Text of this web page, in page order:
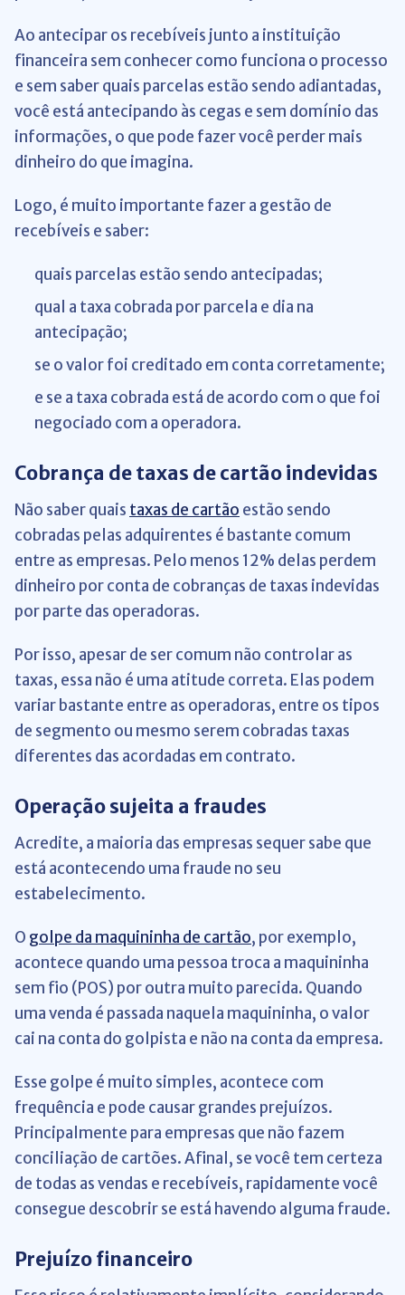
Ao antecipar os recebíveis junto a instituição
financeira sem conhecer como funciona o processo
e sem saber quais parcelas estão sendo adiantadas,
você está antecipando às cegas e sem domínio das
informações, o que pode fazer você perder mais
dinheiro do que imagina.
Logo, é muito importante fazer a gestão de
recebíveis e saber:
quais parcelas estão sendo antecipadas;
qual a taxa cobrada por parcela e dia na
antecipação;
se o valor foi creditado em conta corretamente;
e se a taxa cobrada está de acordo com o que foi
negociado com a operadora.
Cobrança de taxas de cartão indevidas
Não saber quais taxas de cartão estão sendo
cobradas pelas adquirentes é bastante comum
entre as empresas. Pelo menos 12% delas perdem
dinheiro por conta de cobranças de taxas indevidas
por parte das operadoras.
Por isso, apesar de ser comum não controlar as
taxas, essa não é uma atitude correta. Elas podem
variar bastante entre as operadoras, entre os tipos
de segmento ou mesmo serem cobradas taxas
diferentes das acordadas em contrato.
Operação sujeita a fraudes
Acredite, a maioria das empresas sequer sabe que
está acontecendo uma fraude no seu
estabelecimento.
O golpe da maquininha de cartão, por exemplo,
acontece quando uma pessoa troca a maquininha
sem fio (POS) por outra muito parecida. Quando
uma venda é passada naquela maquininha, o valor
cai na conta do golpista e não na conta da empresa.
Esse golpe é muito simples, acontece com
frequência e pode causar grandes prejuízos.
Principalmente para empresas que não fazem
conciliação de cartões. Afinal, se você tem certeza
de todas as vendas e recebíveis, rapidamente você
consegue descobrir se está havendo alguma fraude.
Prejuízo financeiro